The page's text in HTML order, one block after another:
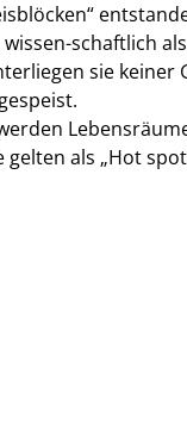
schaftlich
sie
als „Hot